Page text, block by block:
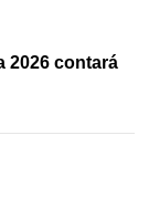
2026 contará